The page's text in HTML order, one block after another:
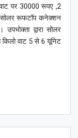
पर 30000 रूपए ,2
सोलर रूफटॉप कनेक्शन
द्वारा सोलर
किलो वाट 5 से 6 यूनिट